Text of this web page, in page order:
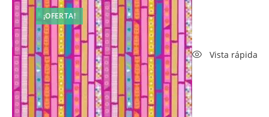
¡OFERTA!
Vista rápida